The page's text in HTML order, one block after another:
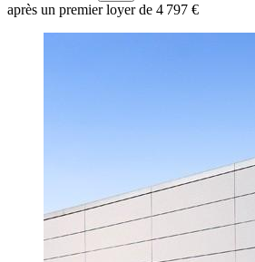
après un premier loyer de 4 797 €